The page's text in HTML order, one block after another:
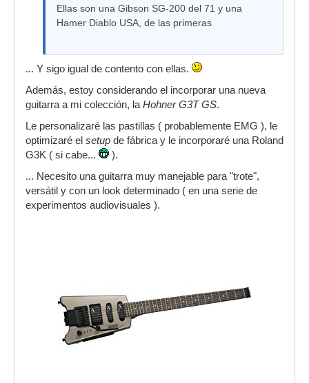
Ellas son una Gibson SG-200 del 71 y una
Hamer Diablo USA, de las primeras
... Y sigo igual de contento con ellas.
Además, estoy considerando el incorporar una nueva
guitarra a mi colección, la Hohner G3T GS.
Le personalizaré las pastillas ( probablemente EMG ), le
optimizaré el setup de fábrica y le incorporaré una Roland
G3K ( si cabe...
).
... Necesito una guitarra muy manejable para "trote",
versátil y con un look determinado ( en una serie de
experimentos audiovisuales ).